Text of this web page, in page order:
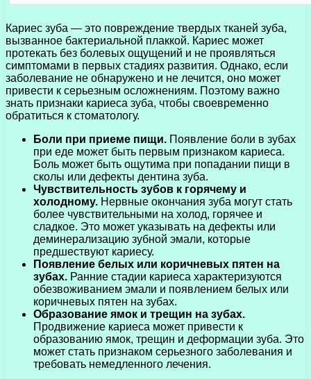
Кариес зуба — это повреждение твердых тканей зуба,
вызванное бактериальной плаккой. Кариес может
протекать без болевых ощущений и не проявляться
симптомами в первых стадиях развития. Однако, если
заболевание не обнаружено и не лечится, оно может
привести к серьезным осложнениям. Поэтому важно
знать признаки кариеса зуба, чтобы своевременно
обратиться к стоматологу.
Боли при приеме пищи. Появление боли в зубах
при еде может быть первым признаком кариеса.
Боль может быть ощутима при попадании пищи в
сколы или дефекты дентина зуба.
Чувствительность зубов к горячему и
холодному. Нервные окончания зуба могут стать
более чувствительными на холод, горячее и
сладкое. Это может указывать на дефекты или
деминерализацию зубной эмали, которые
предшествуют кариесу.
Появление белых или коричневых пятен на
зубах. Ранние стадии кариеса характеризуются
обезвоживанием эмали и появлением белых или
коричневых пятен на зубах.
Образование ямок и трещин на зубах.
Продвижение кариеса может привести к
образованию ямок, трещин и деформации зуба. Это
может стать признаком серьезного заболевания и
требовать немедленного лечения.